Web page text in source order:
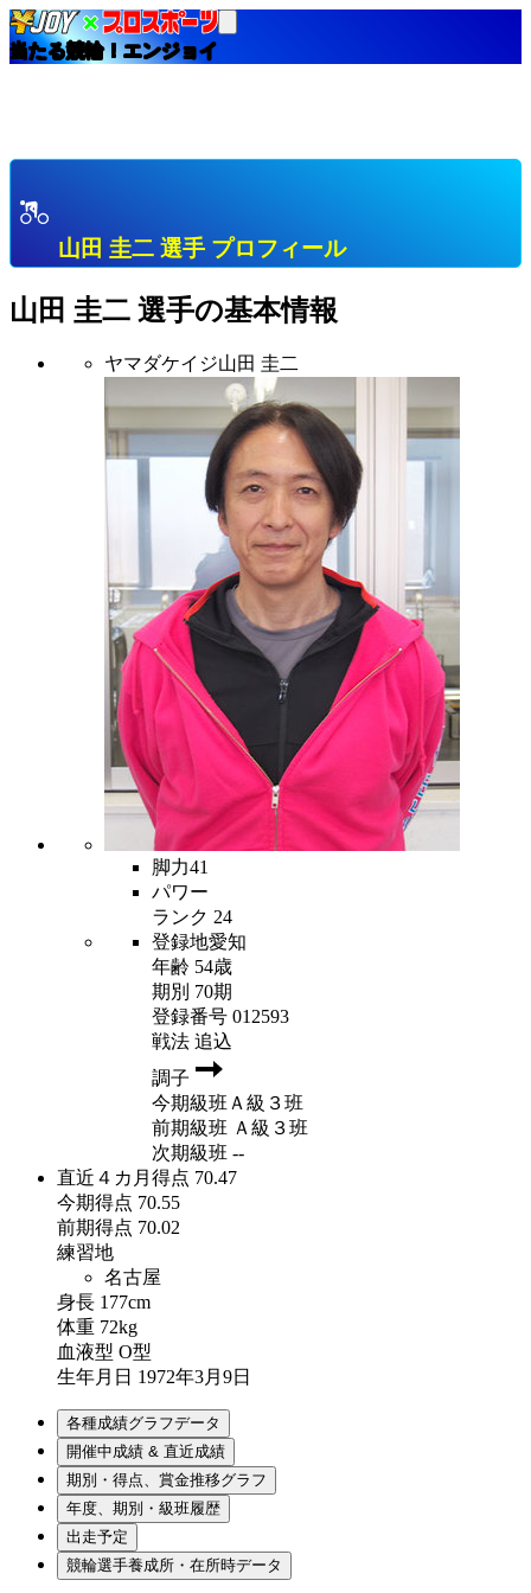
当たる競輪！エンジョイ
山田 圭二 選手 プロフィール
山田 圭二 選手の基本情報
ヤマダケイジ山田 圭二
脚力41
パワー
ランク 24
登録地愛知
年齢 54歳
期別 70期
登録番号 012593
戦法 追込
調子
今期級班Ａ級３班
前期級班 Ａ級３班
次期級班 --
直近４カ月得点 70.47
今期得点 70.55
前期得点 70.02
練習地
名古屋
身長 177cm
体重 72kg
血液型 O型
生年月日 1972年3月9日
各種成績グラフデータ
開催中成績 & 直近成績
期別・得点、賞金推移グラフ
年度、期別・級班履歴
出走予定
競輪選手養成所・在所時データ